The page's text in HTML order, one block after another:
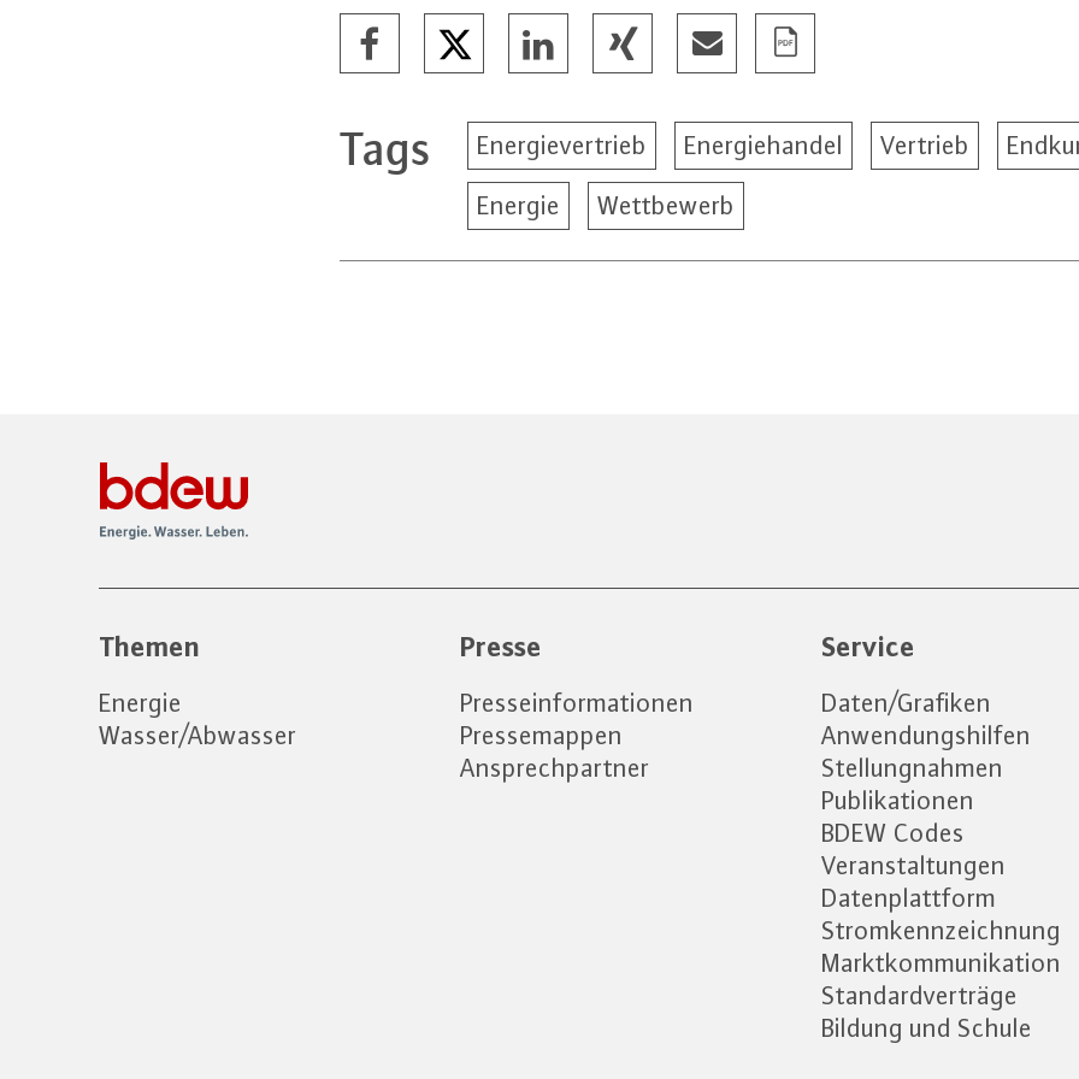
Tags Energievertrieb Energiehandel Vertrieb
Energie
Wettbewerb
Themen
Energie
Wasser/Abwasser
Presse
Presseinformationen
Pressemappen
Ansprechpartner
Service
Daten/Grafiken
Anwendungshilfen
Stellungnahmen
Publikationen
BDEW Codes
Veranstaltungen
Datenplattform
Stromkennzeichnung
Marktkommunikation
Standardverträge
Bildung und Schule